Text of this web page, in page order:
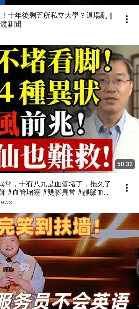
十年後剩五所私立大學？退場亂｜
新聞
50:32
常，十有八九是血管堵了，拖久了
#血管堵塞 #雙腳異常 #靜脈血栓
生 #猝死預防 #血液循環 #健康誤